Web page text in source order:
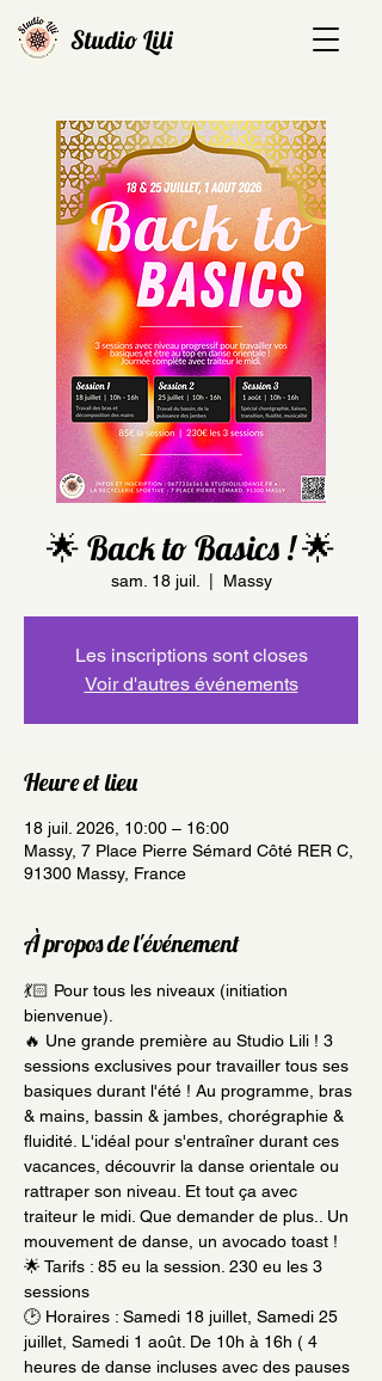
Studio Lili
🌟 Back to Basics ! 🌟
sam. 18 juil. Massy
Les inscriptions sont closes
Voir d'autres événements
Heure et lieu
18 juil. 2026, 10:00 – 16:00
Massy, 7 Place Pierre Sémard Côté RER C,
91300 Massy, France
À propos de l'événement
💃🏻 Pour tous les niveaux (initiation
bienvenue).
🔥 Une grande première au Studio Lili ! 3
sessions exclusives pour travailler tous ses
basiques durant l'été ! Au programme, bras
& mains, bassin & jambes, chorégraphie &
fluidité. L'idéal pour s'entraîner durant ces
vacances, découvrir la danse orientale ou
rattraper son niveau. Et tout ça avec
traiteur le midi. Que demander de plus.. Un
mouvement de danse, un avocado toast !
🌟 Tarifs : 85 eu la session. 230 eu les 3
sessions
🕑 Horaires : Samedi 18 juillet, Samedi 25
juillet, Samedi 1 août. De 10h à 16h ( 4
heures de danse incluses avec des pauses